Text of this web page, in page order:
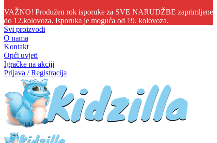
VAŽNO! Produžen rok isporuke za SVE NARUDŽBE zaprimljene
do 12.kolovoza. Isporuka je moguća od 19. kolovoza.
Svi proizvodi
O nama
Kontakt
Opći uvjeti
Igračke na akciji
Prijava / Registracija